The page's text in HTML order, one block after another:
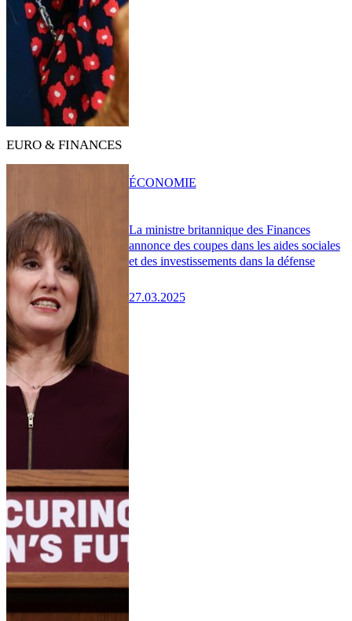
EURO & FINANCES
La ministre britannique des Finances
annonce des coupes dans les aides sociales
et des investissements dans la défense
27.03.2025
ÉCONOMIE